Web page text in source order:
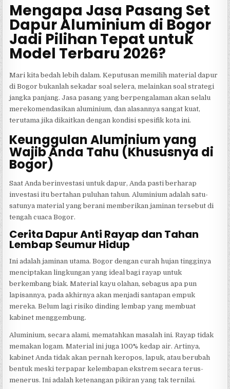
Mengapa Jasa Pasang Set
Dapur Aluminium di Bogor
Jadi Pilihan Tepat untuk
Model Terbaru 2026?
Mari kita bedah lebih dalam. Keputusan memilih material dapur
di Bogor bukanlah sekadar soal selera, melainkan soal strategi
jangka panjang. Jasa pasang yang berpengalaman akan selalu
merekomendasikan aluminium, dan alasannya sangat kuat,
terutama jika dikaitkan dengan kondisi spesifik kota ini.
Keunggulan Aluminium yang
Wajib Anda Tahu (Khususnya di
Bogor)
Saat Anda berinvestasi untuk dapur, Anda pasti berharap
investasi itu bertahan puluhan tahun. Aluminium adalah satu-
satunya material yang berani memberikan jaminan tersebut di
tengah cuaca Bogor.
Cerita Dapur Anti Rayap dan Tahan
Lembap Seumur Hidup
Ini adalah jaminan utama. Bogor dengan curah hujan tingginya
menciptakan lingkungan yang ideal bagi rayap untuk
berkembang biak. Material kayu olahan, sebagus apa pun
lapisannya, pada akhirnya akan menjadi santapan empuk
mereka. Belum lagi risiko dinding lembap yang membuat
kabinet menggembung.
Aluminium, secara alami, mematahkan masalah ini. Rayap tidak
memakan logam. Material ini juga 100% kedap air. Artinya,
kabinet Anda tidak akan pernah keropos, lapuk, atau berubah
bentuk meski terpapar kelembapan ekstrem secara terus-
menerus. Ini adalah ketenangan pikiran yang tak ternilai.